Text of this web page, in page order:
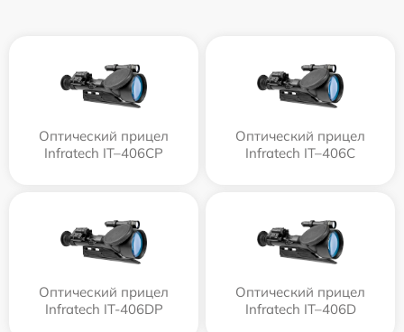
Оптический прицел
Infratech IT–406СP
Оптический прицел
Infratech IT–406С
Оптический прицел
Infratech IT-406DP
Оптический прицел
Infratech IT–406D